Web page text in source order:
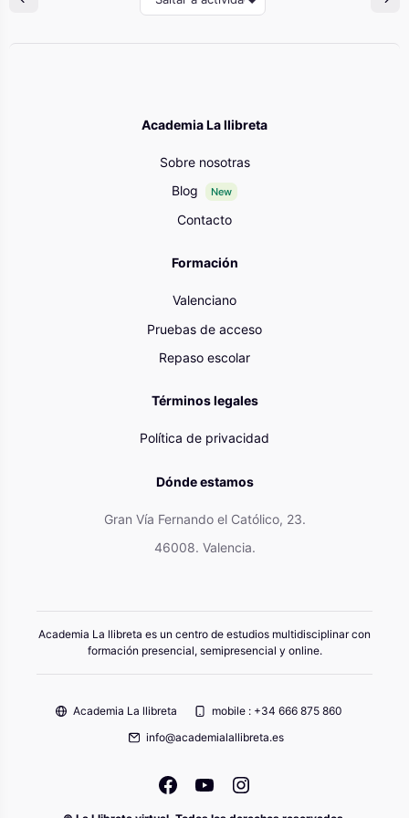
Academia La llibreta
Sobre nosotras
Blog
New
Contacto
Formación
Valenciano
Pruebas de acceso
Repaso escolar
Términos legales
Política de privacidad
Dónde estamos
Gran Vía Fernando el Católico, 23.
46008. Valencia.
Academia La llibreta es un centro de estudios multidisciplinar con
formación presencial, semipresencial y online.
Academia La llibreta
mobile : +34 666 875 860
info@academialallibreta.es